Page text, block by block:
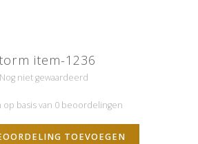
item-1236
Nog niet gewaardeerd
op basis van 0 beoordelingen
TOEVOEGEN